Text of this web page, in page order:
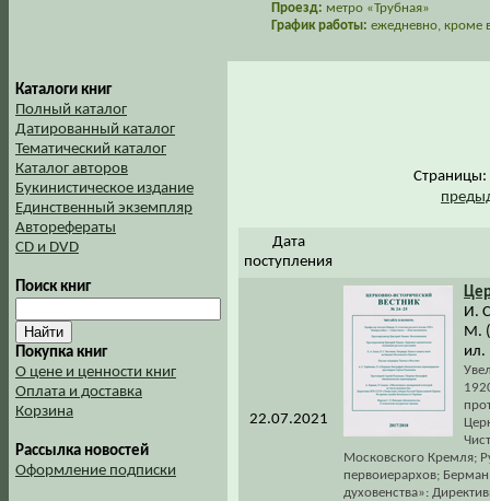
Проезд: метро «Трубная»
График работы: ежедневно, кроме
Каталоги книг
Полный каталог
Датированный каталог
Тематический каталог
Каталог авторов
Букинистическое издание
Единственный экземпляр
Авторефераты
CD и DVD
Поиск книг
Покупка книг
О цене и ценности книг
Оплата и доставка
Корзина
Рассылка новостей
Оформление подписки
Дата
поступления
22.07.2021
И.
М.
ил.
Московского Кремля;
первоиерархов;
духовенства»: